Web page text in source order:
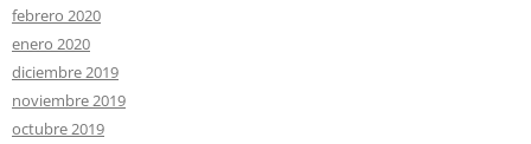
febrero 2020
enero 2020
diciembre 2019
noviembre 2019
octubre 2019